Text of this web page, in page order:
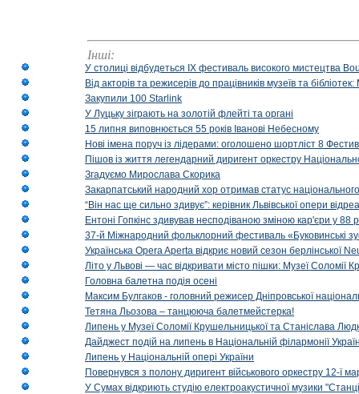
Інші:
У столиці відбудеться IX фестиваль високого мистецтва
Від акторів та режисерів до працівників музеїв та
Закупили 100 Starlink
У Луцьку зіграють на золотій флейті та органі
15 липня виповнюється 55 років Іванові Небесному
Нові імена поруч із лідерами: оголошено шортліст 8
Пішов із життя легендарний диригент оркестру
Згадуємо Мирослава Скорика
Закарпатський народний хор отримав статус національного
“Він нас ще сильно здивує”: керівник Львівської опери
Ентоні Гопкінс здивував несподіваною зміною кар'єри у 88
37-й Міжнародний фольклорний фестиваль «Буковинські
Українська Opera Aperta відкриє новий сезон берлінської
Літо у Львові — час відкривати місто пішки: Музеї Соломії
Головна балетна подія осені
Максим Булгаков - головний режисер Дніпровської
Тетяна Льозова – танцююча балетмейстерка!
Липень у Музеї Соломії Крушельницької та Станіслава
Дайджест подій на липень в Національній філармонії
Липень у Національній опері України
Повернувся з полону диригент військового оркестру 12-ї
У Сумах відкриють студію електроакустичної музики